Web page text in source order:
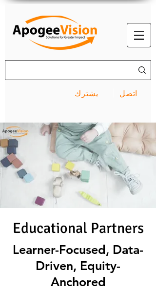
يشترك اتصل
Educational Partners
Learner-Focused, Data-
Driven, Equity-
Anchored